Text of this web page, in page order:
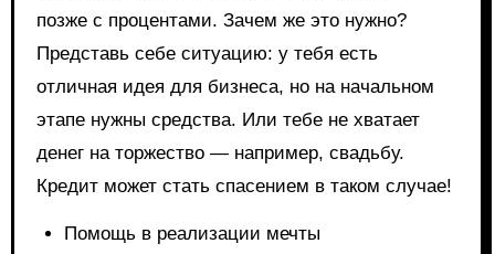
позже с процентами. Зачем же это нужно?
Представь себе ситуацию: у тебя есть
отличная идея для бизнеса, но на начальном
этапе нужны средства. Или тебе не хватает
денег на торжество — например, свадьбу.
Кредит может стать спасением в таком случае!
Помощь в реализации мечты